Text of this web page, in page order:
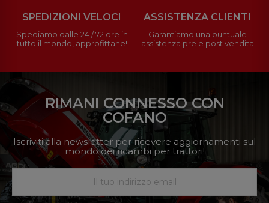
SPEDIZIONI VELOCI
Spediamo dalle 24 / 72 ore in
tutto il mondo, approfittane!
ASSISTENZA CLIENTI
Garantiamo una puntuale
assistenza pre e post vendita
RIMANI CONNESSO CON
COFANO
Iscriviti alla newsletter per ricevere aggiornamenti sul
mondo dei ricambi per trattori!